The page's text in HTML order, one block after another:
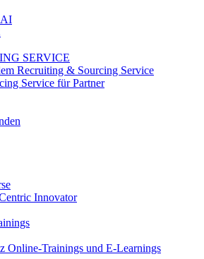
SERVICE
Recruiting & Sourcing Service
Service für Partner
Innovator
Online-Trainings und E-Learnings